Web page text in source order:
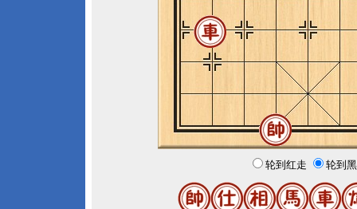
轮到红走 轮到